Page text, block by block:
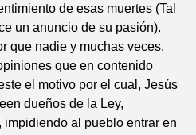
de esas muertes (Tal
un anuncio de su pasión).
que nadie y muchas veces,
que en contenido
el motivo por el cual, Jesús
dueños de la Ley,
impidiendo al pueblo entrar en